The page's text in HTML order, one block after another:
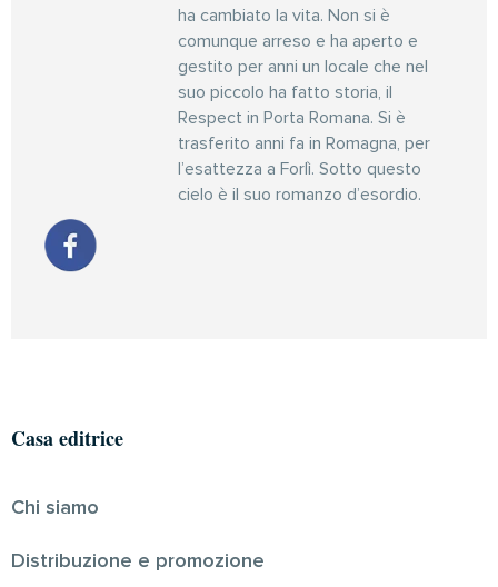
ha cambiato la vita. Non si è
comunque arreso e ha aperto e
gestito per anni un locale che nel
suo piccolo ha fatto storia, il
Respect in Porta Romana. Si è
trasferito anni fa in Romagna, per
l’esattezza a Forlì. Sotto questo
cielo è il suo romanzo d’esordio.
Casa editrice
Chi siamo
Distribuzione e promozione